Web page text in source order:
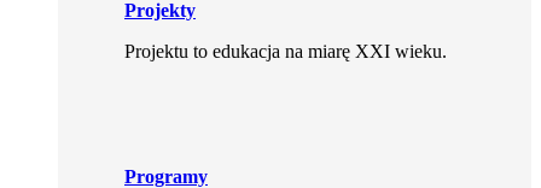
Projekty
Projektu to edukacja na miarę XXI wieku.
Programy